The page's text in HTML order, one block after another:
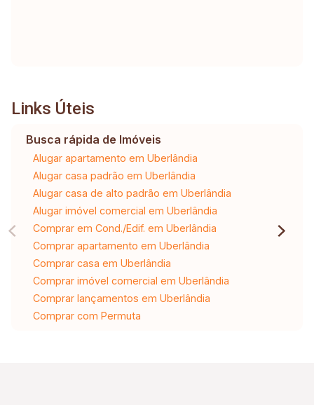
Links Úteis
Busca rápida de Imóveis
Alugar apartamento em Uberlândia
Alugar casa padrão em Uberlândia
Alugar casa de alto padrão em Uberlândia
Alugar imóvel comercial em Uberlândia
Comprar em Cond./Edif. em Uberlândia
Comprar apartamento em Uberlândia
Comprar casa em Uberlândia
Comprar imóvel comercial em Uberlândia
Comprar lançamentos em Uberlândia
Comprar com Permuta